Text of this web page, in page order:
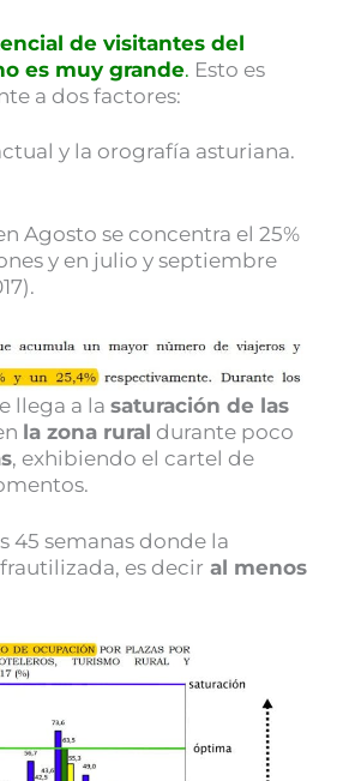
de visitantes del
es muy grande. Esto es
a dos factores:
y la orografía asturiana.
Agosto se concentra el 25%
y en julio y septiembre
llega a la saturación de las
la zona rural durante poco
, exhibiendo el cartel de
45 semanas donde la
es decir al menos